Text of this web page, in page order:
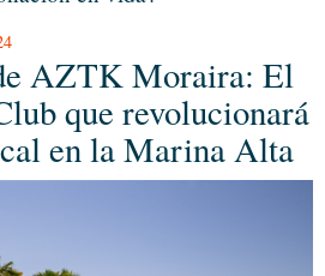
AZTK Moraira: El
que revolucionará
en la Marina Alta